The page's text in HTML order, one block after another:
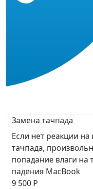
Замена тачпада
Если нет реакции на
тачпада,
попадание влаги на
падения MacBook
9 500 Р